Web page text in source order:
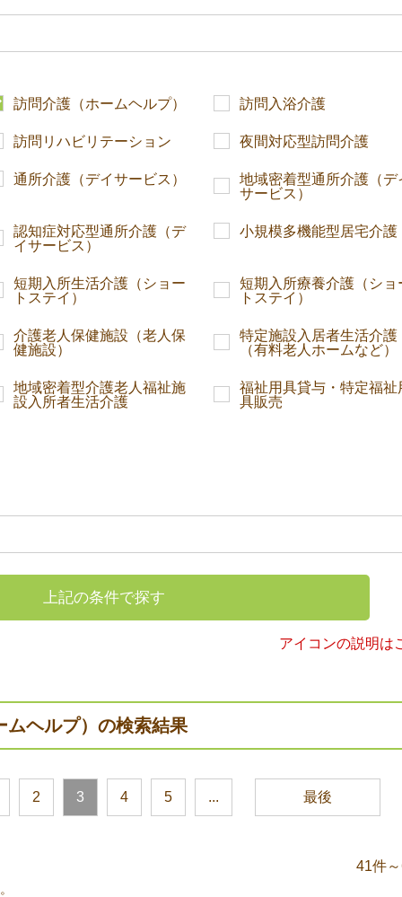
訪問介護（ホームヘルプ） 訪問入浴介護
訪問リハビリテーション 夜間対応型訪問介護
通所介護（デイサービス）
地域密着型通所介護（デ
サービス）
認知症対応型通所介護（デ
イサービス）
小規模多機能型居宅介護
短期入所生活介護（ショー
トステイ）
短期入所療養介護（ショ
トステイ）
介護老人保健施設（老人保
健施設）
特定施設入居者生活介護
（有料老人ホームなど）
地域密着型介護老人福祉施
設入所者生活介護
福祉用具貸与・特定福祉
具販売
上記の条件で探す
アイコンの説明は
ムヘルプ）の検索結果
2 3 4 5 ... 最後
41件